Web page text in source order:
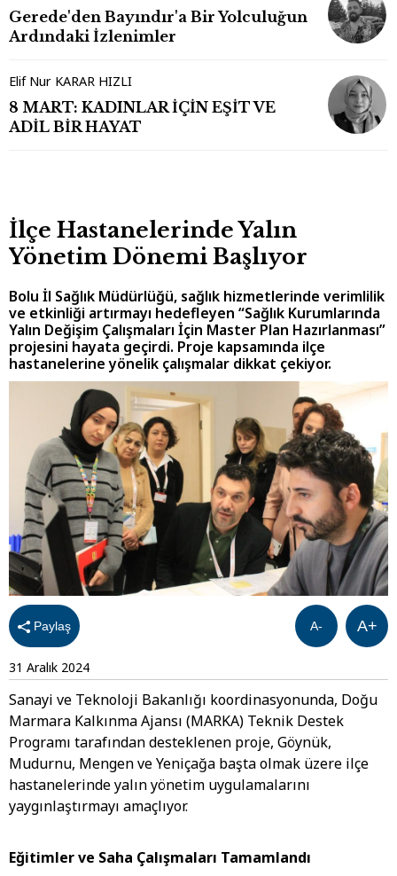
Gerede'den Bayındır'a Bir Yolculuğun
Ardındaki İzlenimler
Elif Nur KARAR HIZLI
8 MART: KADINLAR İÇİN EŞİT VE
ADİL BİR HAYAT
İlçe Hastanelerinde Yalın
Yönetim Dönemi Başlıyor
Bolu İl Sağlık Müdürlüğü, sağlık hizmetlerinde verimlilik
ve etkinliği artırmayı hedefleyen “Sağlık Kurumlarında
Yalın Değişim Çalışmaları İçin Master Plan Hazırlanması”
projesini hayata geçirdi. Proje kapsamında ilçe
hastanelerine yönelik çalışmalar dikkat çekiyor.
Paylaş A+
A-
31 Aralık 2024
Sanayi ve Teknoloji Bakanlığı koordinasyonunda, Doğu
Marmara Kalkınma Ajansı (MARKA) Teknik Destek
Programı tarafından desteklenen proje, Göynük,
Mudurnu, Mengen ve Yeniçağa başta olmak üzere ilçe
hastanelerinde yalın yönetim uygulamalarını
yaygınlaştırmayı amaçlıyor.
Eğitimler ve Saha Çalışmaları Tamamlandı